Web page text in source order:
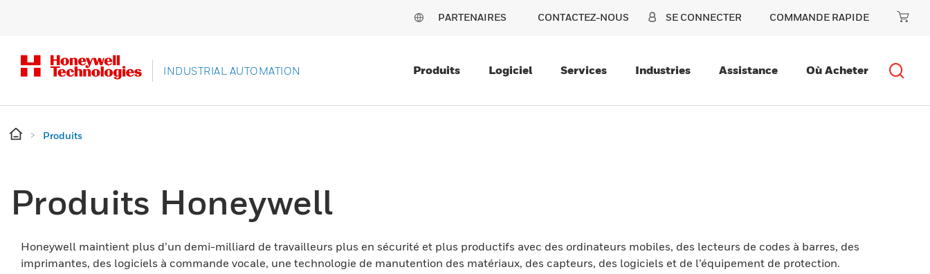
PARTENAIRES CONTACTEZ-NOUS SE CONNECTER COMMANDE RAPIDE
INDUSTRIAL AUTOMATION Produits Logiciel Services Industries Assistance Où Acheter
Produits
Produits Honeywell
Honeywell maintient plus d’un demi-milliard de travailleurs plus en sécurité et plus productifs avec des ordinateurs mobiles, des lecteurs de codes à barres, des
imprimantes, des logiciels à commande vocale, une technologie de manutention des matériaux, des capteurs, des logiciels et de l’équipement de protection.